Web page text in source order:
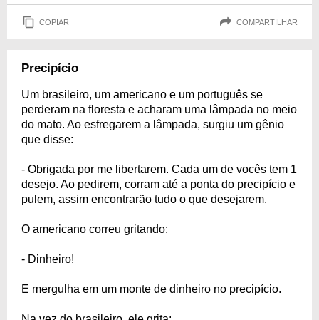
COPIAR COMPARTILHAR
Precipício
Um brasileiro, um americano e um português se
perderam na floresta e acharam uma lâmpada no meio
do mato. Ao esfregarem a lâmpada, surgiu um gênio
que disse:
- Obrigada por me libertarem. Cada um de vocês tem 1
desejo. Ao pedirem, corram até a ponta do precipício e
pulem, assim encontrarão tudo o que desejarem.
O americano correu gritando:
- Dinheiro!
E mergulha em um monte de dinheiro no precipício.